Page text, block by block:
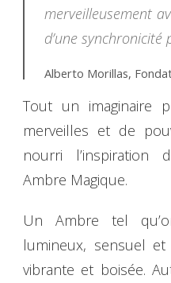
merveilleusement
d’une synchronicité
Alberto Morillas,
Tout un imaginaire
merveilles et de
nourri l’inspiration
Ambre Magique.
Un Ambre tel
lumineux, sensuel et
vibrante et boisée.